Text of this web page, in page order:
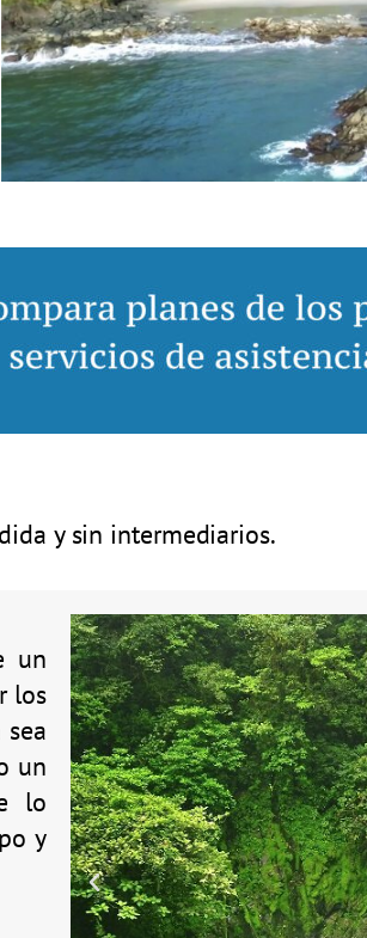
y sin intermediarios.
un
los
un
lo
y